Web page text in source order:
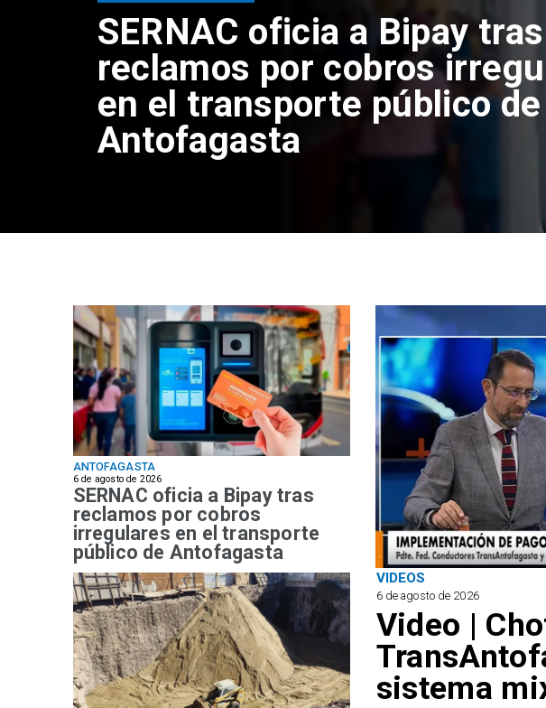
SERNAC oficia a Bipay tras
reclamos por cobros
en el transporte público de
Antofagasta
ANTOFAGASTA
6 de agosto de 2026
SERNAC oficia a Bipay tras
reclamos por cobros
irregulares en el transporte
público de Antofagasta
VIDEOS
6 de agosto de 2026
Video |
sistema